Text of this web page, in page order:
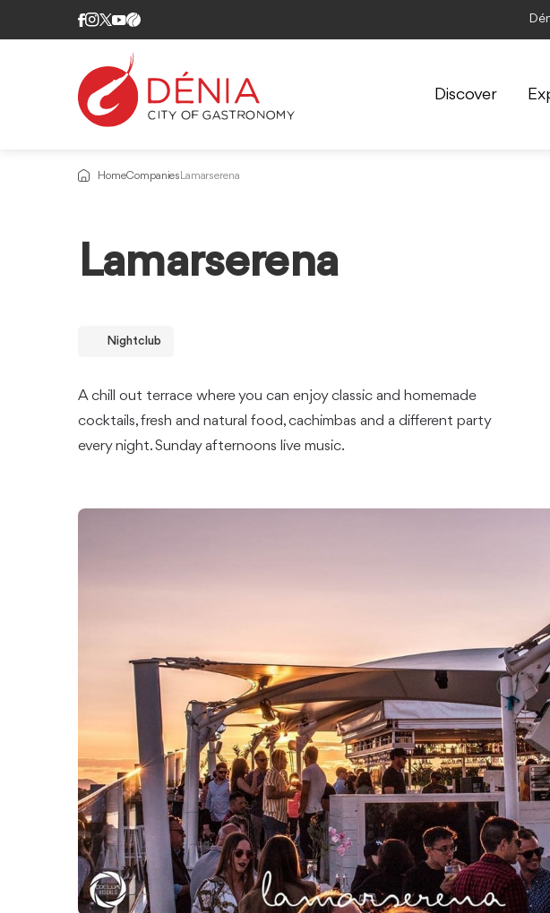
Discover
HomeCompanies Lamarserena
Lamarserena
Nightclub
A chill out terrace where you can enjoy classic and homemade
cocktails, fresh and natural food, cachimbas and a different party
every night. Sunday afternoons live music.